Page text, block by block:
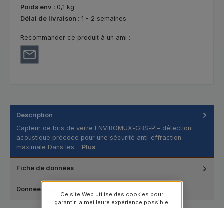
Poids env : 0,1 kg
Délai de livraison : 1 - 2 semaines
Recommander ce produit à un ami :
Description
Capteur de bris de verre ENVIROMUX‑GBS‑P – détection
acoustique précoce pour une sécurité anti‑effraction
maximale Dans les… Plus
Fiche de données
Données techniques
Ce site Web utilise des cookies pour
garantir la meilleure expérience possible.